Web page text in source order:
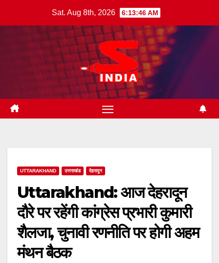
Sat. Aug 8th, 2026 6:13:47 AM
UTTARAKHAND उत्तराखंड देहरादून
Uttarakhand: आज देहरादून
दौरे पर रहेंगी कांग्रेस प्रभारी कुमारी
शैलजा, चुनावी रणनीति पर होगी अहम
मंथन बैठक